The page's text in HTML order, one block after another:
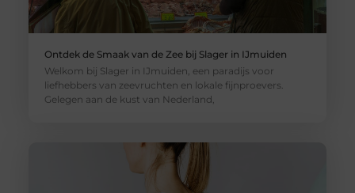
Ontdek de Smaak van de Zee bij Slager in IJmuiden
Welkom bij Slager in IJmuiden, een paradijs voor
liefhebbers van zeevruchten en lokale fijnproevers.
Gelegen aan de kust van Nederland,